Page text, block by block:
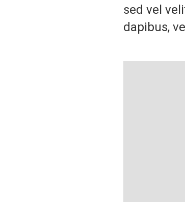
sed vel
dapibus,